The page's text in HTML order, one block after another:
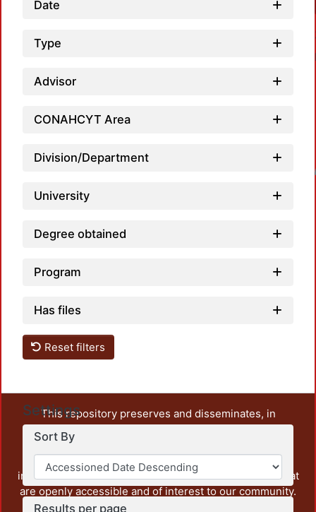
Date
Type
Advisor
CONAHCYT Area
Division/Department
University
Degree obtained
Program
Has files
Reset filters
Settings
Sort By
Results per page
This repository preserves and disseminates, in
unrestricted open access, the teaching and research
output of UAM Azcapotzalco. It also includes some
administrative and graphic documents from the
institution, as well as content from other institutions that
are openly accessible and of interest to our community.